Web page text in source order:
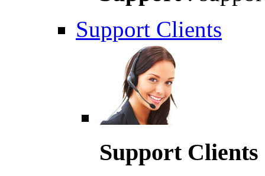
Support Clients
Support Clients